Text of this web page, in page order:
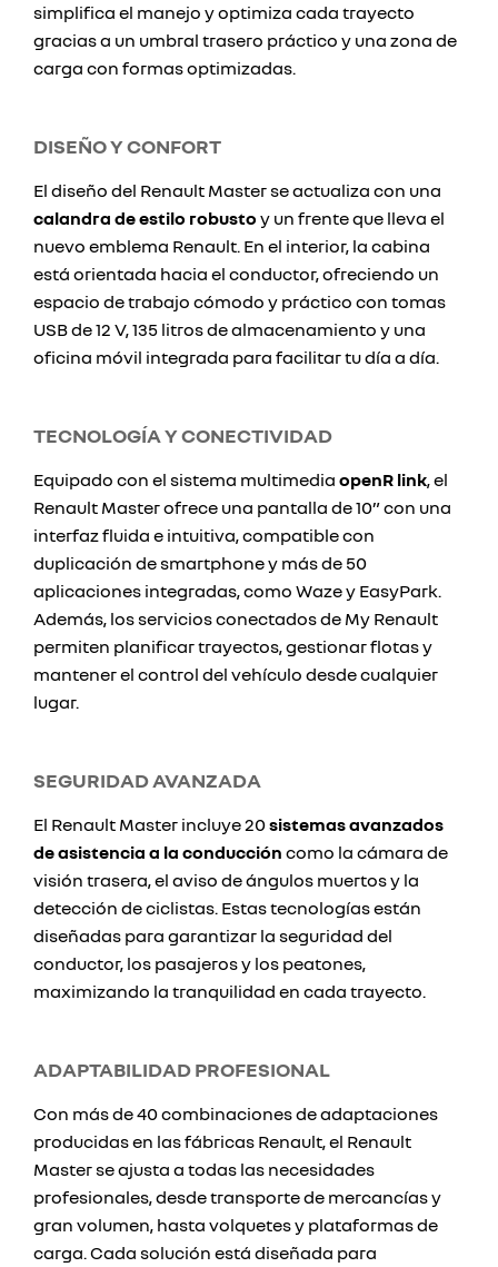
simplifica el manejo y optimiza cada trayecto
gracias a un umbral trasero práctico y una zona de
carga con formas optimizadas.
DISEÑO Y CONFORT
El diseño del Renault Master se actualiza con una
calandra de estilo robusto y un frente que lleva el
nuevo emblema Renault. En el interior, la cabina
está orientada hacia el conductor, ofreciendo un
espacio de trabajo cómodo y práctico con tomas
USB de 12 V, 135 litros de almacenamiento y una
oficina móvil integrada para facilitar tu día a día.
TECNOLOGÍA Y CONECTIVIDAD
Equipado con el sistema multimedia openR link, el
Renault Master ofrece una pantalla de 10” con una
interfaz fluida e intuitiva, compatible con
duplicación de smartphone y más de 50
aplicaciones integradas, como Waze y EasyPark.
Además, los servicios conectados de My Renault
permiten planificar trayectos, gestionar flotas y
mantener el control del vehículo desde cualquier
lugar.
SEGURIDAD AVANZADA
El Renault Master incluye 20sistemas avanzados
de asistencia a la conducción como la cámara de
visión trasera, el aviso de ángulos muertos y la
detección de ciclistas. Estas tecnologías están
diseñadas para garantizar la seguridad del
conductor, los pasajeros y los peatones,
maximizando la tranquilidad en cada trayecto.
ADAPTABILIDAD PROFESIONAL
Con más de 40 combinaciones de adaptaciones
producidas en las fábricas Renault, el Renault
Master se ajusta a todas las necesidades
profesionales, desde transporte de mercancías y
gran volumen, hasta volquetes y plataformas de
carga. Cada solución está diseñada para